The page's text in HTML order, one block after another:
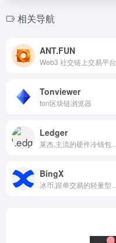
相关导航
ANT.FUN
Web3 社交链上交易平台
Tonviewer
ton区块链浏览器
Ledger
BingX